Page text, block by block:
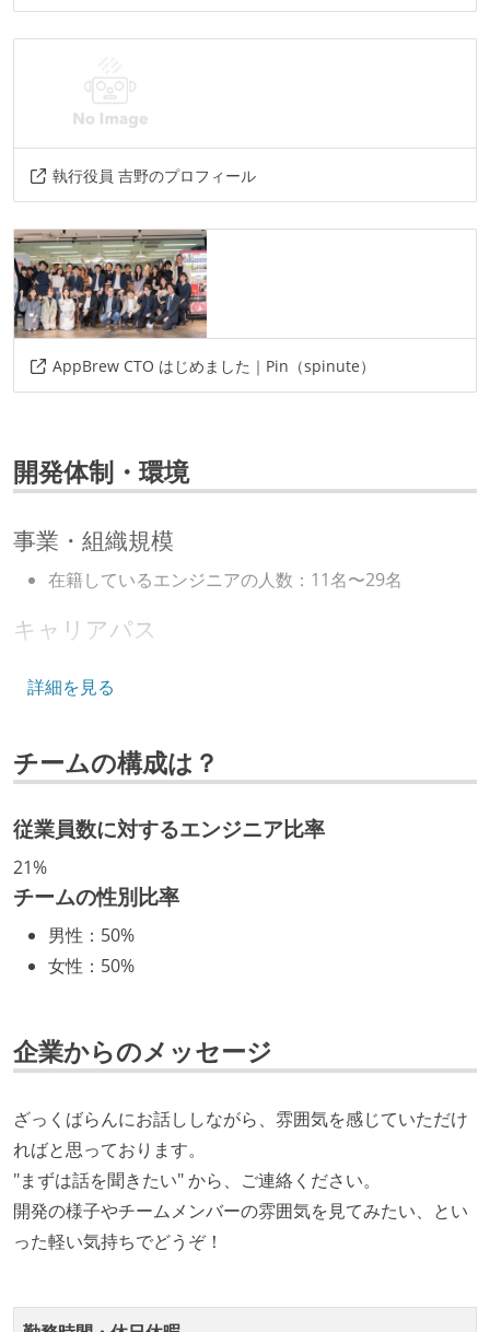
執行役員 吉野のプロフィール
AppBrew CTO はじめました｜Pin（spinute）
開発体制・環境
事業・組織規模
在籍しているエンジニアの人数：11名〜29名
キャリアパス
いる
ついて話す場が設けられている
年収800万円以上のエンジニアに、マネジメントの役
割を持たない人がいる
技術カルチャー
CTO またはそれに準じる、技術やワークフローの標準
化を行う役割の人・部門が存在する
取締役（社内）または執行役員として、エンジニアリ
経営トップがエンジニア出身、または現役のエンジニ
アである
している
開発メンバーの裁量
設計・実装から運用までを同じ開発チームが担い、フ
ロントエンド、バックエンド、インフラといった役割
いく姿勢が根付いている
詳細を見る
チームの構成は？
従業員数に対するエンジニア比率
21%
チームの性別比率
男性 ： 50%
女性 ： 50%
企業からのメッセージ
ざっくばらんにお話ししながら、雰囲気を感じていただけ
ればと思っております。
"まずは話を聞きたい" から、ご連絡ください。
開発の様子やチームメンバーの雰囲気を見てみたい、とい
った軽い気持ちでどうぞ！